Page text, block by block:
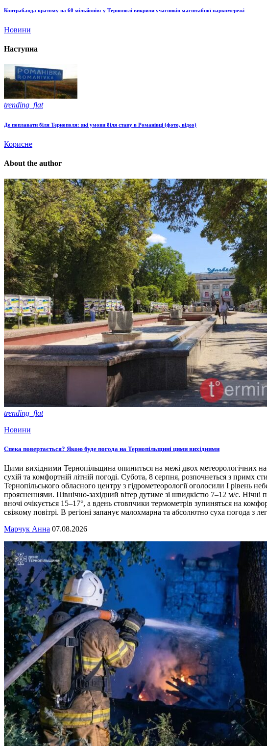
Контрабанда кратому на 60 мільйонів: у Тернополі викрили учасників масштабної наркомережі
Новини
Наступна
trending_flat
Де поплавати біля Тернополя: які умови біля ставу в Романівці (фото, відео)
Корисне
About the author
trending_flat
Новини
Спека повертається? Якою буде погода на Тернопільщині цими вихідними
Цими вихідними Тернопільщина опиниться на межі двох метеорологічних
сухій та комфортній літній погоді. Субота, 8 серпня, розпочнеться з примх
Тернопільського обласного центру з гідрометеорології оголосили І рівень
проясненнями. Північно-західний вітер дутиме зі швидкістю 7–12 м/с.
вночі очікується 15–17°, а вдень стовпчики термометрів зупиняться на
свіжому повітрі. В регіоні запанує малохмарна та абсолютно суха погода з
Марчук Анна 07.08.2026